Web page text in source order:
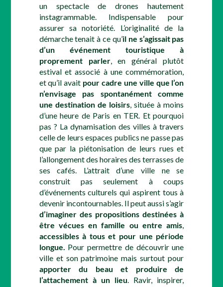
un spectacle de drones hautement
instagrammable. Indispensable pour
assurer sa notoriété. L’originalité de la
démarche tenait à ce qu’il ne s’agissait pas
d’un événement touristique à
proprement parler, en général plutôt
estival et associé à une commémoration,
et qu’il avait pour cadre une ville que l’on
n’envisage pas spontanément comme
une destination de loisirs, située à moins
d’une heure de Paris en TER. Et pourquoi
pas ? La dynamisation des villes à travers
celle de leurs espaces publics ne passe pas
que par la piétonisation de leurs rues et
l’allongement des horaires des terrasses de
ses cafés. L’attrait d’une ville ne se
construit pas seulement à coups
d’événements culturels qui aspirent tous à
devenir incontournables. Il peut aussi s’agir
d’imaginer des propositions destinées à
être vécues en famille ou entre amis,
accessibles à tous et pour une période
longue. Pour permettre de découvrir une
ville et son patrimoine mais surtout pour
apporter du beau et produire de
l’attachement à un lieu. Ravir, inspirer,